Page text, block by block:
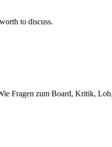
to discuss.
Fragen zum Board, Kritik,